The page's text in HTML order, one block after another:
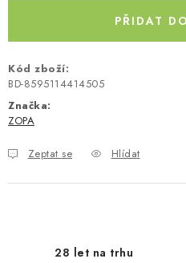
Doprava a
Moje objednávka
Napište nám
Obchodní podmínky
PŘIDAT
Kód zboží:
BD-8595114414505
Značka:
ZOPA
Zeptat se Hlídat
28 let na trhu